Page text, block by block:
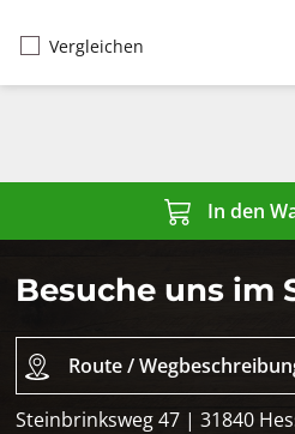
Vergleichen
In den
Besuche uns im
Route /
Steinbrinksweg 47 | 31840